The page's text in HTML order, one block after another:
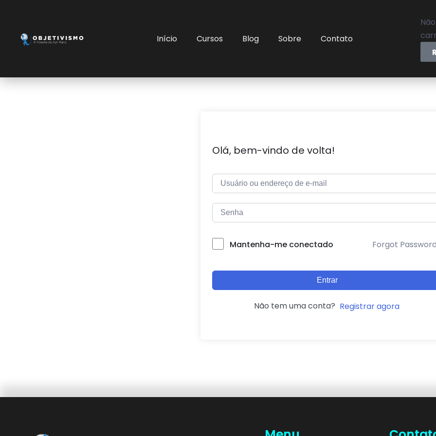
Início Cursos Blog Sobre Contato
Olá, bem-vindo de volta!
Mantenha-me conectado Forgot
Entrar
Não tem uma conta? Registrar agora